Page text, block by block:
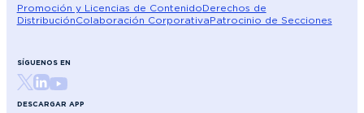
Promoción y Licencias de ContenidoDerechos de
DistribuciónColaboración CorporativaPatrocinio de Secciones
SÍGUENOS EN
DESCARGAR APP